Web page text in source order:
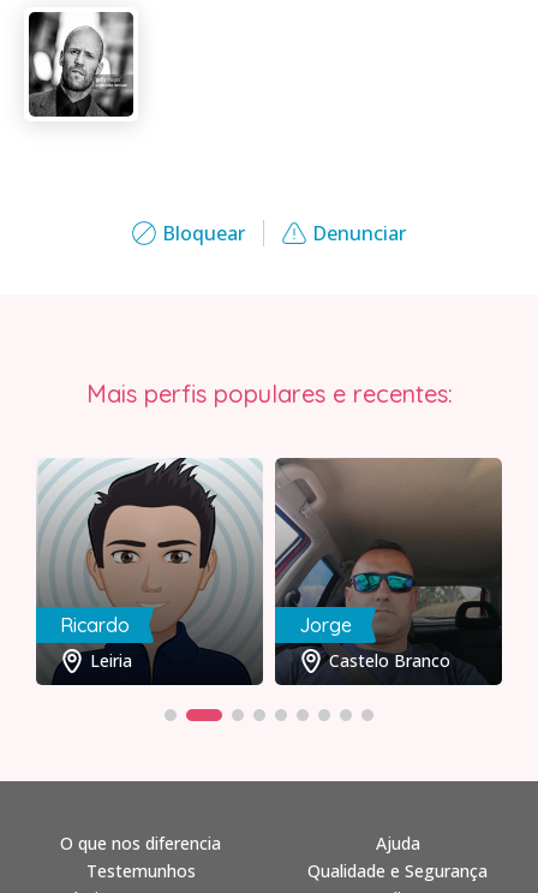
Bloquear Denunciar
Mais perfis populares e recentes:
Ricardo
Leiria
Jorge
Castelo Branco
O que nos diferencia
Testemunhos
Ajuda
Qualidade e Segurança